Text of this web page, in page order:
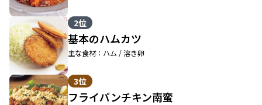
2位
基本のハムカツ
主な食材：ハム / 溶き卵
3位
フライパンチキン南蛮